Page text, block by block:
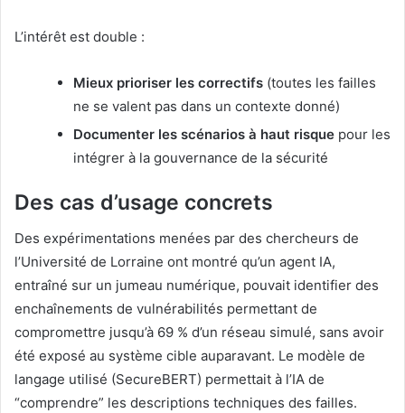
L’intérêt est double :
Mieux prioriser les correctifs (toutes les failles
ne se valent pas dans un contexte donné)
Documenter les scénarios à haut risque pour les
intégrer à la gouvernance de la sécurité
Des cas d’usage concrets
Des expérimentations menées par des chercheurs de
l’Université de Lorraine ont montré qu’un agent IA,
entraîné sur un jumeau numérique, pouvait identifier des
enchaînements de vulnérabilités permettant de
compromettre jusqu’à 69 % d’un réseau simulé, sans avoir
été exposé au système cible auparavant. Le modèle de
langage utilisé (SecureBERT) permettait à l’IA de
“comprendre” les descriptions techniques des failles.